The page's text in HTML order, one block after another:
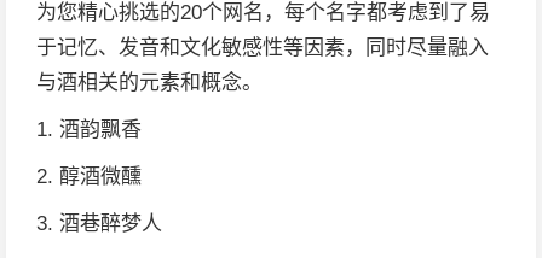
为您精心挑选的20个网名，每个名字都考虑到了易
于记忆、发音和文化敏感性等因素，同时尽量融入
与酒相关的元素和概念。
1. 酒韵飘香
2. 醇酒微醺
3. 酒巷醉梦人